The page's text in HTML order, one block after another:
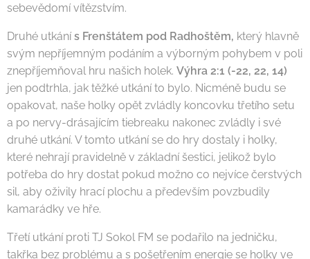
sebevědomí vítězstvím.
Druhé utkání s Frenštátem pod Radhoštěm, který hlavně
svým nepříjemným podáním a výborným pohybem v poli
znepříjemňoval hru našich holek. Výhra 2:1 (-22, 22, 14)
jen podtrhla, jak těžké utkání to bylo. Nicméně budu se
opakovat, naše holky opět zvládly koncovku třetího setu
a po nervy-drásajícím tiebreaku nakonec zvládly i své
druhé utkání. V tomto utkání se do hry dostaly i holky,
které nehrají pravidelně v základní šestici, jelikož bylo
potřeba do hry dostat pokud možno co nejvíce čerstvých
sil, aby oživily hrací plochu a především povzbudily
kamarádky ve hře.
Třetí utkání proti TJ Sokol FM se podařilo na jedničku,
takřka bez problému a s pošetřením energie se holky ve